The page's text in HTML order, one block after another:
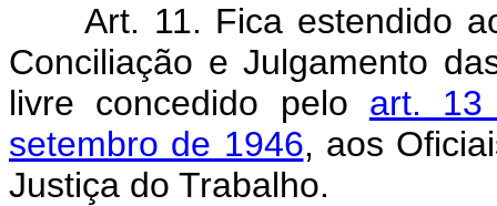
Art. 11. Fica estendido
Conciliação e Julgamento
livre concedido pelo art. 13
setembro de 1946, aos
Justiça do Trabalho.